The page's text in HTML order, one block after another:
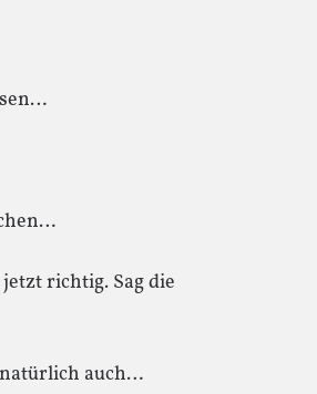
richtig. Sag die
auch…